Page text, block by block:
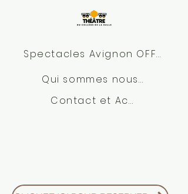
Qui sommes nous?
Contact et Accès
Spectacles Avignon OFF 2026